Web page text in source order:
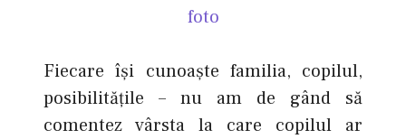
foto
Fiecare îşi cunoaşte familia, copilul,
posibilităţile – nu am de gând să
comentez vârsta la care copilul ar